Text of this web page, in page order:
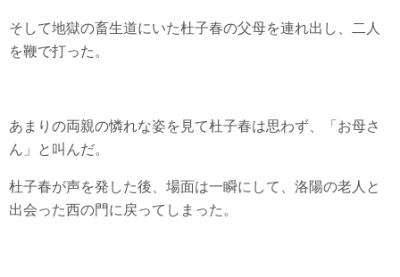
そして地獄の畜生道にいた杜子春の父母を連れ出し、二人
を鞭で打った。
あまりの両親の憐れな姿を見て杜子春は思わず、「お母さ
ん」と叫んだ。
杜子春が声を発した後、場面は一瞬にして、洛陽の老人と
出会った西の門に戻ってしまった。